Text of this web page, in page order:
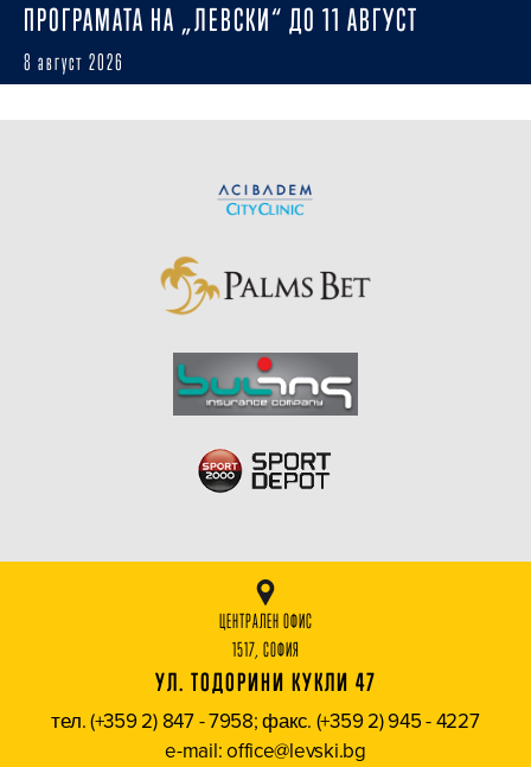
ПРОГРАМАТА НА „ЛЕВСКИ“ ДО 11 АВГУСТ
8 август 2026
ЦЕНТРАЛЕН ОФИС
1517, СОФИЯ
УЛ. ТОДОРИНИ КУКЛИ 47
тел. (+359 2) 847 - 7958; факс. (+359 2) 945 - 4227
e-mail: office@levski.bg